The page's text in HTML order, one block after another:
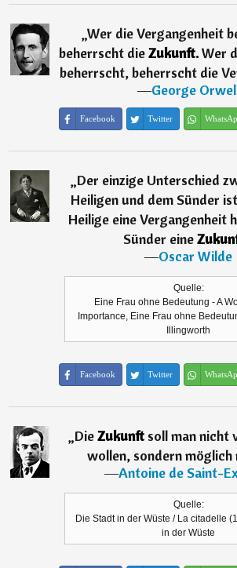
„Wer die Vergangenheit
beherrscht dieZukunft.Wer
beherrscht, beherrscht die
―George
Facebook Twitter
„Der einzige Unterschied
Heiligen und dem Sünder
Heilige eine Vergangenheit
Sünder eine
―Oscar Wilde
Quelle:
Eine Frau ohne Bedeutung - A
Importance, Eine Frau ohne
Illingworth
Facebook Twitter
„DieZukunft soll man nicht
wollen, sondern möglich
―Antoine de Saint-
Quelle:
Die Stadt in der Wüste / La citadelle
in der Wüste